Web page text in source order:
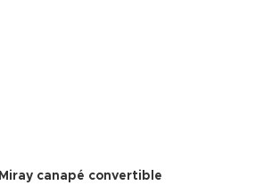
Miray canapé convertible